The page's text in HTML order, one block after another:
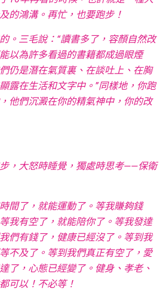
的鴻溝。再忙，也要跑步！
。三毛說：“讀書多了，容顏自然改
以為許多看過的書籍都成過眼煙
仍是潛在氣質裏、在談吐上、在胸
露在生活和文字中。”同樣地，你跑
他們沉澱在你的精氣神中，你的改
，大怒時睡覺，獨處時思考——保衛
間了，就能運動了。等我賺夠錢
我有空了，就能陪你了。等我發達
們有錢了，健康已經沒了。等到我
不及了。等到我們真正有空了，愛
了，心態已經變了。健身、孝老、
可以！不必等！